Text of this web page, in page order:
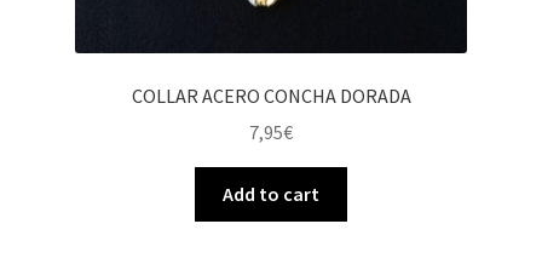
COLLAR ACERO CONCHA DORADA
7,95€
Add to cart